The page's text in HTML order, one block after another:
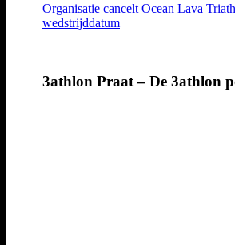
Organisatie cancelt Ocean Lava
wedstrijddatum
3athlon Praat – De 3athlon